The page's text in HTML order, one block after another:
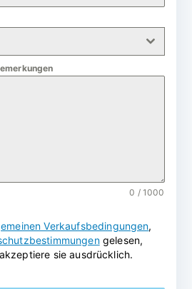
0 / 1000
Verkaufsbedingungen,
gelesen,
sie ausdrücklich.